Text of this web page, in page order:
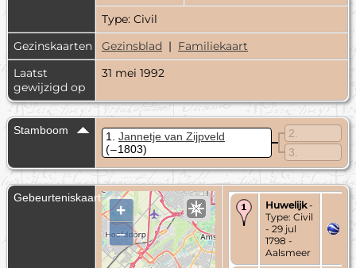
Type: Civil
Gezinskaarten
Gezinsblad | Familiekaart
Laatst
gewijzigd op
31 mei 1992
Stamboom 1
Jannetje van Zijpveld
( – 1803)
2
3
Gebeurteniskaart
+
–
Huwelijk-
Type: Civil
- 29 jul
1798 -
Aalsmeer